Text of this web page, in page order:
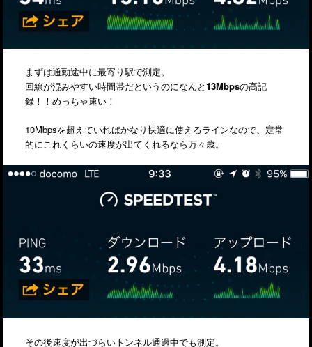
まずは通勤途中に最寄り駅で測定。
回線が混みやすい時間帯だというのになんと13Mbpsの高記
録！！めっちゃ速い！
10Mbpsを超えていればかなり快適に使えるラインなので、定常
的にこれくらいの速度が出てくれるなら万々歳。
その後速度が出づらいトンネル通過中でも測定。